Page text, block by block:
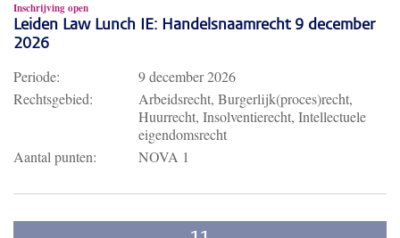
Inschrijving open
Leiden Law Lunch IE: Handelsnaamrecht 9 december
2026
Periode:
9 december 2026
Rechtsgebied:
Arbeidsrecht, Burgerlijk(proces)recht,
Huurrecht, Insolventierecht, Intellectuele
eigendomsrecht
Aantal punten:
NOVA 1